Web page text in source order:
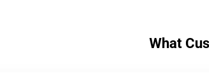
What